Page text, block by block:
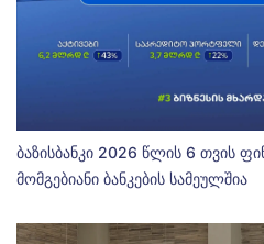
ბაზისბანკი 2026 წლის 6 თვის
მომგებიანი ბანკების სამეულშია